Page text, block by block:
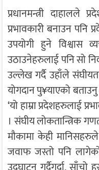
प्रधानमन्त्री दाहालले
प्रभावकारी बनाउन पनि
उपयोगी हुने विश्वास
उठाउनेहरुलाई पनि सो
उल्लेख गर्दै उहाँले
योगदान पु¥याएको बताउनु
‘यो हाम्रा प्रदेशहरुलाई
। संघीय लोकतान्त्रिक
मौकामा केही
जवाफ जस्तो पनि